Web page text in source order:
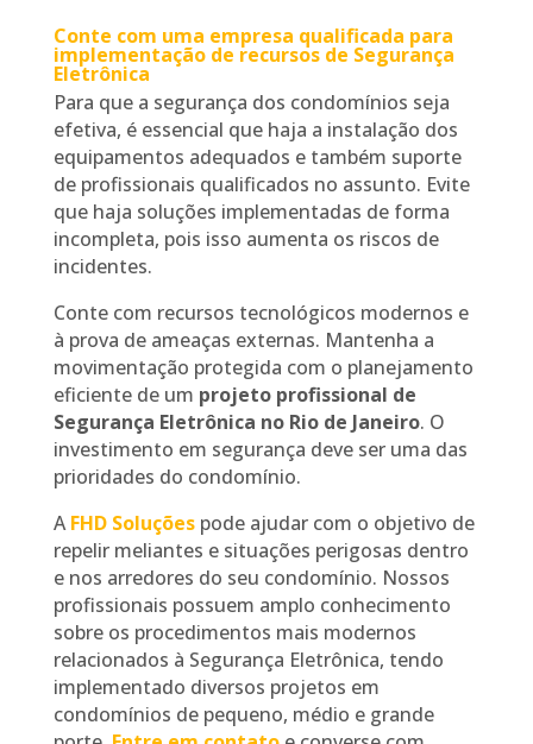
Conte com uma empresa qualificada para
implementação de recursos de Segurança
Eletrônica
Para que a segurança dos condomínios seja
efetiva, é essencial que haja a instalação dos
equipamentos adequados e também suporte
de profissionais qualificados no assunto. Evite
que haja soluções implementadas de forma
incompleta, pois isso aumenta os riscos de
incidentes.
Conte com recursos tecnológicos modernos e
à prova de ameaças externas. Mantenha a
movimentação protegida com o planejamento
eficiente de um projeto profissional de
Segurança Eletrônica no Rio de Janeiro. O
investimento em segurança deve ser uma das
prioridades do condomínio.
AFHD Soluçõespode ajudar com o objetivo de
repelir meliantes e situações perigosas dentro
e nos arredores do seu condomínio. Nossos
profissionais possuem amplo conhecimento
sobre os procedimentos mais modernos
relacionados à Segurança Eletrônica, tendo
implementado diversos projetos em
condomínios de pequeno, médio e grande